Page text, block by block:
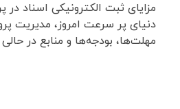
مزایای ثبت الکترونیکی اسناد در
دنیای پر سرعت امروز، مدیریت
مهلت‌ها، بودجه‌ها و منابع در